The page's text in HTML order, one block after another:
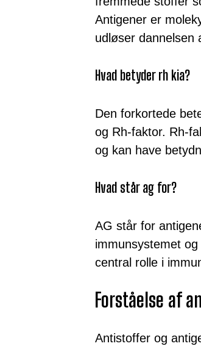
Antigener er
udløser dannelsen
Hvad betyder rh kia?
Den forkortede
og Rh-faktor. Rh-
og kan have
Hvad står ag for?
AG står for
immunsystemet
central rolle i
Forståelse af
Antistoffer og